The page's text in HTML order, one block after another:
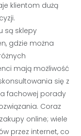
klientom dużą
są sklepy
gdzie można
mają możliwość
się z
fachowej porady
Coraz
online; wiele
przez internet, co